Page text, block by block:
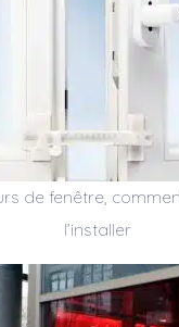
de fenêtre,
l’installer